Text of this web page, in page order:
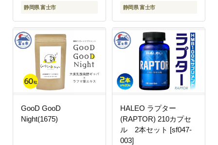
静岡県 富士市 静岡県 富士市
GooD GooD
Night(1675)
HALEO ラプター
(RAPTOR) 210カプセ
ル 2本セット [sf047-
003]